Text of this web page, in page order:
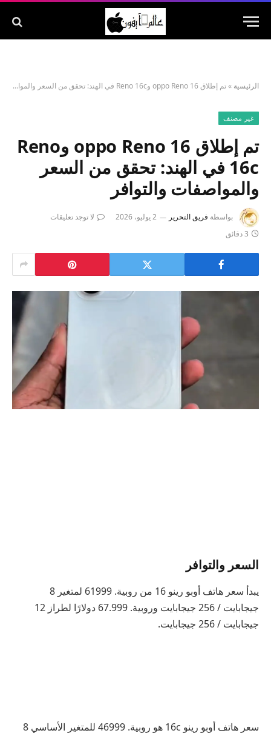
الرئيسية »تم إطلاق oppo Reno 16 وReno 16c في الهند: تحقق من السعر والمواصفات والتوافر
غير مصنف
تم إطلاق oppo Reno 16 وReno
16c في الهند: تحقق من السعر
والمواصفات والتوافر
بواسطة فريق التحرير 2 يوليو، 2026
لا توجد تعليقات
3 دقائق
السعر والتوافر
يبدأ سعر هاتف أوبو رينو 16 من روبية. 61999 لمتغير 8
جيجابايت / 256 جيجابايت وروبية. 67.999 دولارًا لطراز 12
جيجابايت / 256 جيجابايت.
سعر هاتف أوبو رينو 16c هو روبية. 46999 للمتغير الأساسي 8